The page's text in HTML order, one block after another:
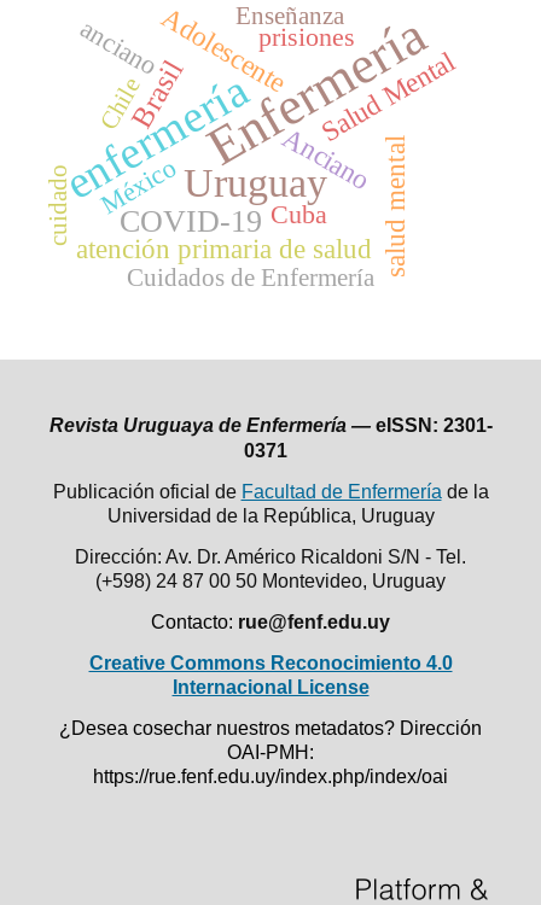
Enfermería
enfermeríaUruguay
COVID-19
BrasilAdolescente
atención primaria de salud
Anciano
Salud Mental
salud mental
prisiones
México Cuba
anciano Enseñanza
Cuidados de Enfermería
Chile
cuidado
Revista Uruguaya de Enfermería — eISSN: 2301-
0371
Publicación oficial de Facultad de Enfermería de la
Universidad de la República, Uruguay
Dirección: Av. Dr. Américo Ricaldoni S/N - Tel.
(+598) 24 87 00 50 Montevideo, Uruguay
Contacto: rue@fenf.edu.uy
Creative Commons Reconocimiento 4.0
Internacional License
¿Desea cosechar nuestros metadatos? Dirección
OAI-PMH:
https://rue.fenf.edu.uy/index.php/index/oai